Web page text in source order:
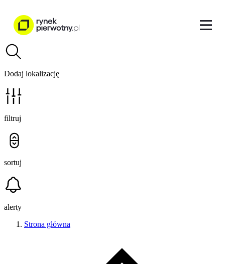
Dodaj lokalizację
filtruj
sortuj
alerty
Strona główna